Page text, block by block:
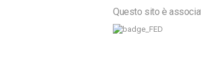
Questo sito è